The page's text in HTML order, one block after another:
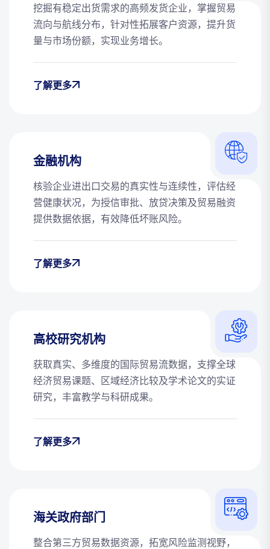
挖掘有稳定出货需求的高频发货企业，掌握贸易
流向与航线分布，针对性拓展客户资源，提升货
量与市场份额，实现业务增长。
了解更多
金融机构
核验企业进出口交易的真实性与连续性，评估经
营健康状况，为授信审批、放贷决策及贸易融资
提供数据依据，有效降低坏账风险。
了解更多
高校研究机构
获取真实、多维度的国际贸易流数据，支撑全球
经济贸易课题、区域经济比较及学术论文的实证
研究，丰富教学与科研成果。
了解更多
海关政府部门
整合第三方贸易数据资源，拓宽风险监测视野，